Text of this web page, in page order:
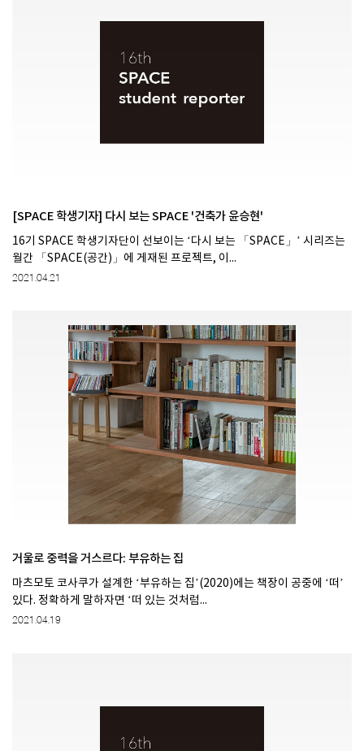
[SPACE 학생기자] 다시 보는 SPACE '건축가 윤승현'
16기 SPACE 학생기자단이 선보이는 ‘다시 보는 「SPACE」’ 시리즈는
월간 「SPACE(공간)」에 게재된 프로젝트, 이...
2021.04.21
거울로 중력을 거스르다: 부유하는 집
마츠모토 코사쿠가 설계한 ‘부유하는 집’(2020)에는 책장이 공중에 ‘떠’
있다. 정확하게 말하자면 ‘떠 있는 것처럼...
2021.04.19